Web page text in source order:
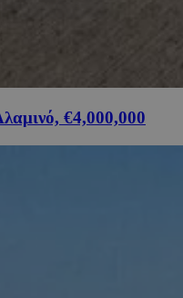
€4,000,000